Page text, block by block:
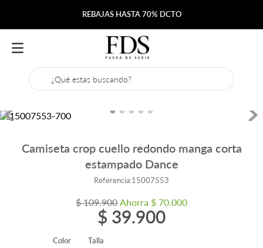
REBAJAS HASTA 70% DCTO
¿Qué estas buscando?
Camiseta crop cuello redondo manga corta
estampado Dance
Referencia:15007553
$ 109.900 Ahorra $ 70.000
$ 39.900
Color Talla